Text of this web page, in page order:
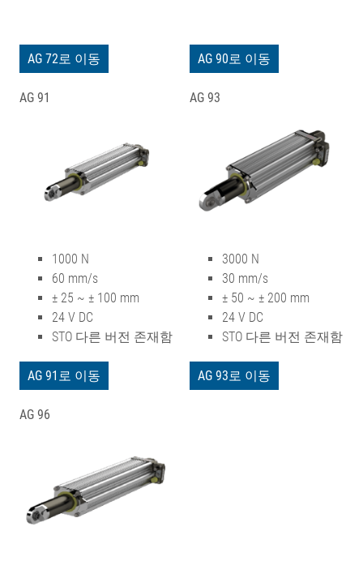
AG 72로 이동 AG 90로 이동
AG 91
1000 N
60 mm/s
± 25 ~ ± 100 mm
24 V DC
STO 다른 버전 존재함
AG 91로 이동
AG 93
3000 N
30 mm/s
± 50 ~ ± 200 mm
24 V DC
STO 다른 버전 존재함
AG 93로 이동
AG 96